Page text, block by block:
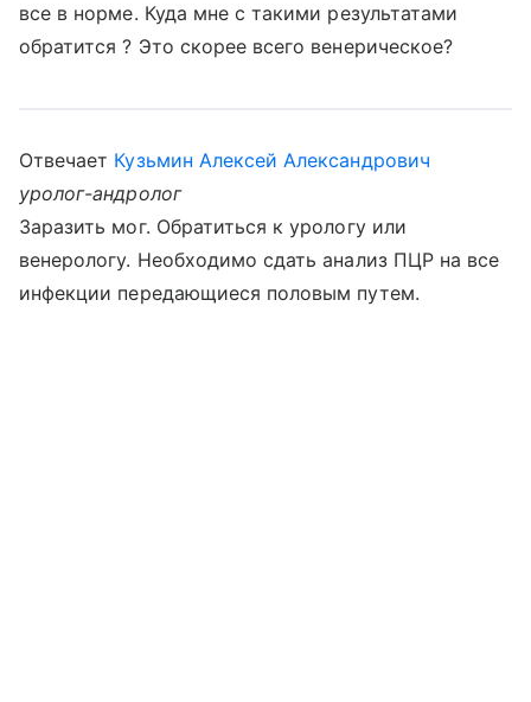
все в норме. Куда мне с такими результатами
обратится ? Это скорее всего венерическое?
Отвечает Кузьмин Алексей Александрович
уролог-андролог
Заразить мог. Обратиться к урологу или
венерологу. Необходимо сдать анализ ПЦР на все
инфекции передающиеся половым путем.